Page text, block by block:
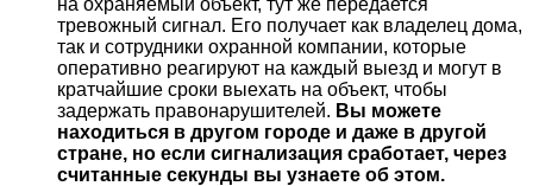
тревожный сигнал. Его получает как владелец дома,
так и сотрудники охранной компании, которые
оперативно реагируют на каждый выезд и могут в
кратчайшие сроки выехать на объект, чтобы
задержать правонарушителей. Вы можете
находиться в другом городе и даже в другой
стране, но если сигнализация сработает, через
считанные секунды вы узнаете об этом.